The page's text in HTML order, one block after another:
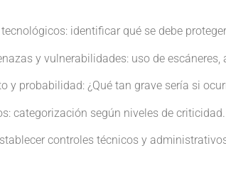
identificar qué se debe
y vulnerabilidades: uso de
y probabilidad: ¿Qué tan grave sería si
categorización según niveles de criticidad.
controles técnicos y